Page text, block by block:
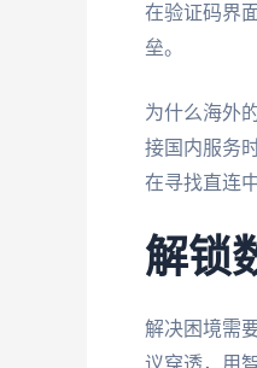
在验证码界
垒。
为什么海外
接国内服务
在寻找直连
解锁
解决困境需
议穿透，用